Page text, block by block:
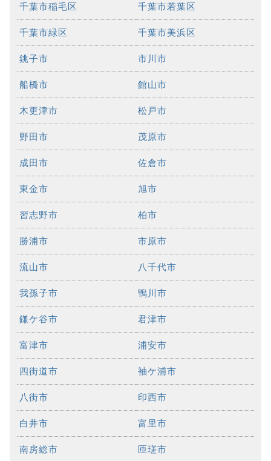
千葉市稲毛区 千葉市若葉区
千葉市緑区 千葉市美浜区
銚子市 市川市
船橋市 館山市
木更津市 松戸市
野田市 茂原市
成田市 佐倉市
東金市 旭市
習志野市 柏市
勝浦市 市原市
流山市 八千代市
我孫子市 鴨川市
鎌ケ谷市 君津市
富津市 浦安市
四街道市 袖ケ浦市
八街市 印西市
白井市 富里市
南房総市 匝瑳市